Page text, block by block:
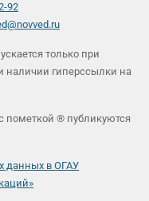
92
только при
наличии гиперссылки на
пометкой ® публикуются
данных в ОГАУ